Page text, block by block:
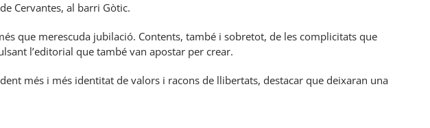
Cervantes, al barri Gòtic.
que merescuda jubilació. Contents, també i sobretot, de les complicitats que
l’editorial que també van apostar per crear.
més i més identitat de valors i racons de llibertats, destacar que deixaran una